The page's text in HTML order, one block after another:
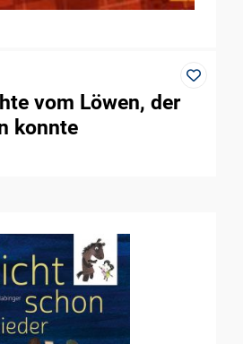
vom Löwen, der
konnte